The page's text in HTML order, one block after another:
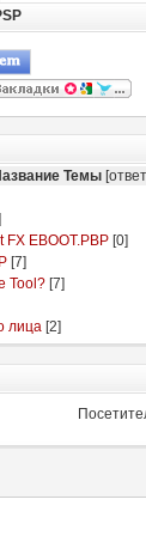
Темы
FX EBOOT.PBP[0]
[7]
Tool?[7]
лица[2]